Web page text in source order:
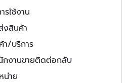
ใช้งาน
งสินค้า
า/บริการ
กงานขายติดต่อกลับ
น่าย